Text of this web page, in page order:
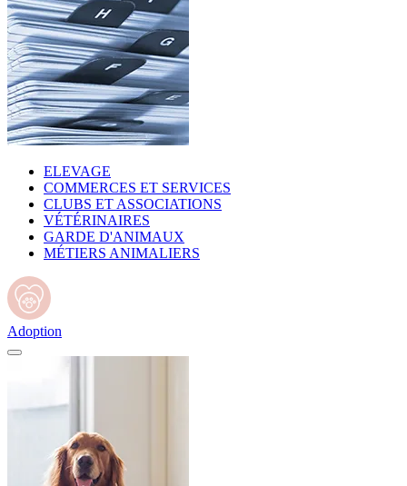
ELEVAGE
COMMERCES ET SERVICES
CLUBS ET ASSOCIATIONS
VÉTÉRINAIRES
GARDE D'ANIMAUX
MÉTIERS ANIMALIERS
Adoption